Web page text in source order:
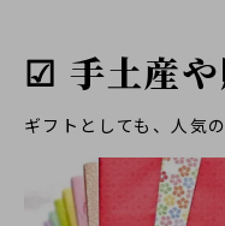
☑ 手土産
ギフトとしても、人気の